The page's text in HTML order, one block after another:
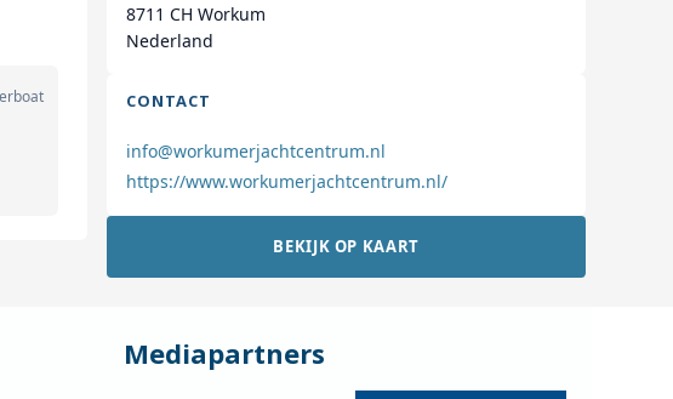
8711 CH Workum
Nederland
CONTACT
info@workumerjachtcentrum.nl
https://www.workumerjachtcentrum.nl/
BEKIJK OP KAART
Mediapartners